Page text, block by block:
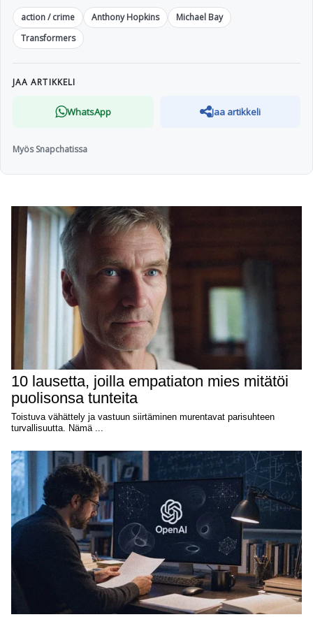
action / crime
Anthony Hopkins
Michael Bay
Transformers
JAA ARTIKKELI
WhatsApp Jaa artikkeli
Myös Snapchatissa